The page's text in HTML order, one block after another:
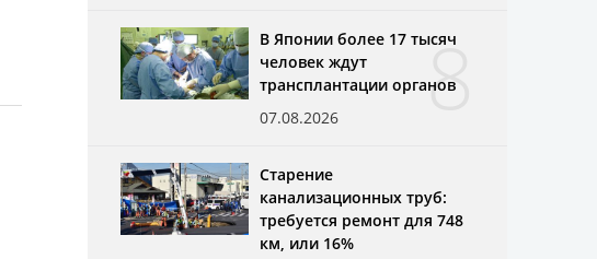
8
В Японии более 17 тысяч
человек ждут
трансплантации органов
07.08.2026
Старение
канализационных труб:
требуется ремонт для 748
км, или 16%